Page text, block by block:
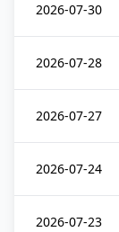
2026-07-30
2026-07-28
2026-07-27
2026-07-24
2026-07-23